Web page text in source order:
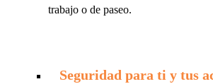
trabajo o de paseo.
Seguridad para ti y tus